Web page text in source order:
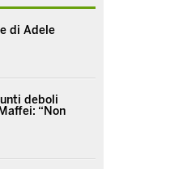
di Adele
deboli
“Non